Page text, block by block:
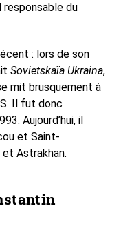
responsable du
: lors de son
Sovietskaïa Ukraina,
mit brusquement à
Il fut donc
Aujourd’hui, il
et Saint-
et Astrakhan.